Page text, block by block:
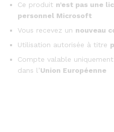
Ce produit n’est pas une
personnel Microsoft
Vous recevez un nouveau
Utilisation autorisée à titre
Compte valable
dans l’Union Européenne